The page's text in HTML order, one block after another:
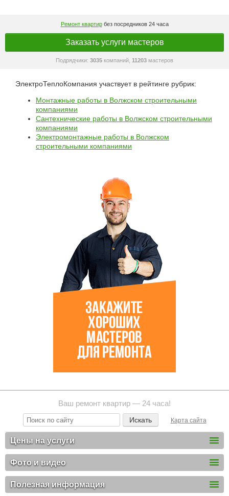
Ремонт квартирбез посредников 24 часа
Заказать услуги мастеров
Подрядчики: 3035 компаний, 11203 мастеров
ЭлектроТеплоКомпания участвует в рейтинге рубрик:
Монтажные работы в Волжском строительными
компаниями
Сантехнические работы в Волжском строительными
компаниями
Электромонтажные работы в Волжском
строительными компаниями
Ваш ремонт квартир — 24 часа!
Карта сайта
Цены на услуги
Фото и видео
Полезная информация